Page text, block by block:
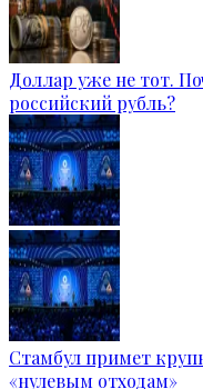
Доллар уже не тот.
российский рубль?
Стамбул примет
«нулевым отходам»